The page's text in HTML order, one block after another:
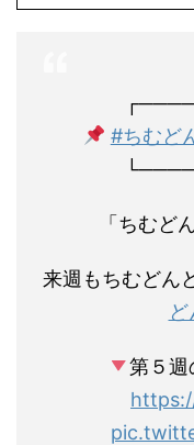
#ちむど
「ちむど
来週もちむどん
第５週